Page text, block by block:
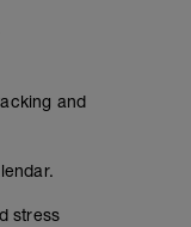
and
stress